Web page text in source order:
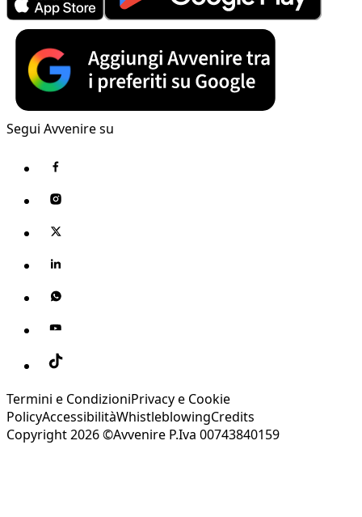
Segui Avvenire su
Termini e CondizioniPrivacy e Cookie
PolicyAccessibilitàWhistleblowingCredits
Copyright 2026 ©Avvenire P.Iva 00743840159